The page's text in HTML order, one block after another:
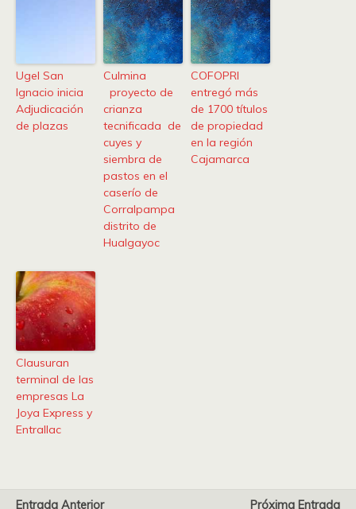
Ugel San
Ignacio inicia
Adjudicación
de plazas
Culmina
proyecto de
crianza
tecnificada de
cuyes y
siembra de
pastos en el
caserío de
Corralpampa
distrito de
Hualgayoc
COFOPRI
entregó más
de 1700 títulos
de propiedad
en la región
Cajamarca
Clausuran
terminal de las
empresas La
Joya Express y
Entrallac
Entrada Anterior Próxima Entrada